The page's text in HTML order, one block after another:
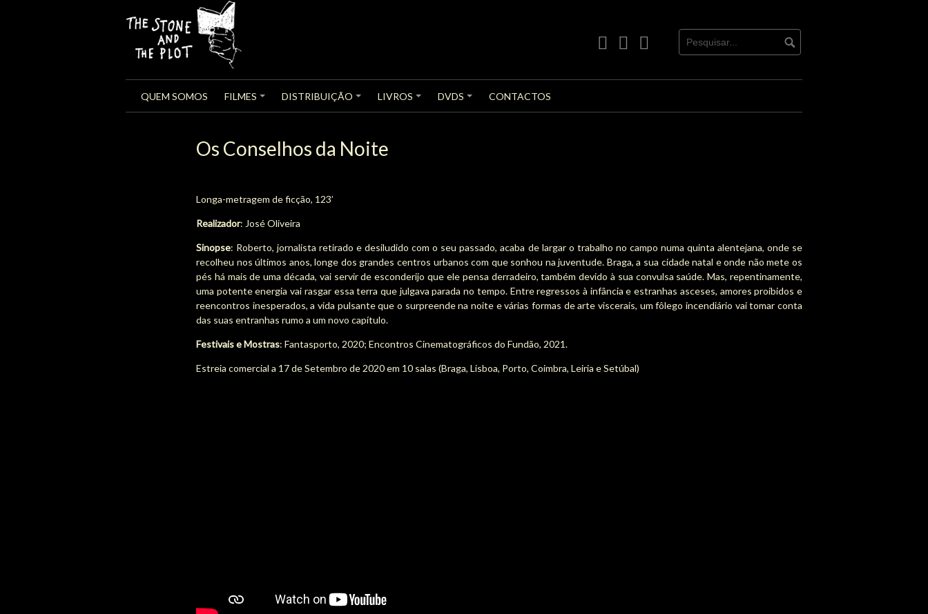
facebookInstagramYoutube
QUEM SOMOS
+
FILMES
+
DISTRIBUIÇÃO
+
LIVROS
+
DVDS CONTACTOS
Os Conselhos da Noite
Longa-metragem de ficção, 123’
Realizador: José Oliveira
Sinopse: Roberto, jornalista retirado e desiludido com o seu passado, acaba de largar o trabalho no campo numa quinta alentejana, onde se
recolheu nos últimos anos, longe dos grandes centros urbanos com que sonhou na juventude. Braga, a sua cidade natal e onde não mete os
pés há mais de uma década, vai servir de esconderijo que ele pensa derradeiro, também devido à sua convulsa saúde. Mas, repentinamente,
uma potente energia vai rasgar essa terra que julgava parada no tempo. Entre regressos à infância e estranhas asceses, amores proibidos e
reencontros inesperados, a vida pulsante que o surpreende na noite e várias formas de arte viscerais, um fôlego incendiário vai tomar conta
das suas entranhas rumo a um novo capítulo.
Festivais e Mostras: Fantasporto, 2020; Encontros Cinematográficos do Fundão, 2021.
Estreia comercial a 17 de Setembro de 2020 em 10 salas (Braga, Lisboa, Porto, Coimbra, Leiria e Setúbal)